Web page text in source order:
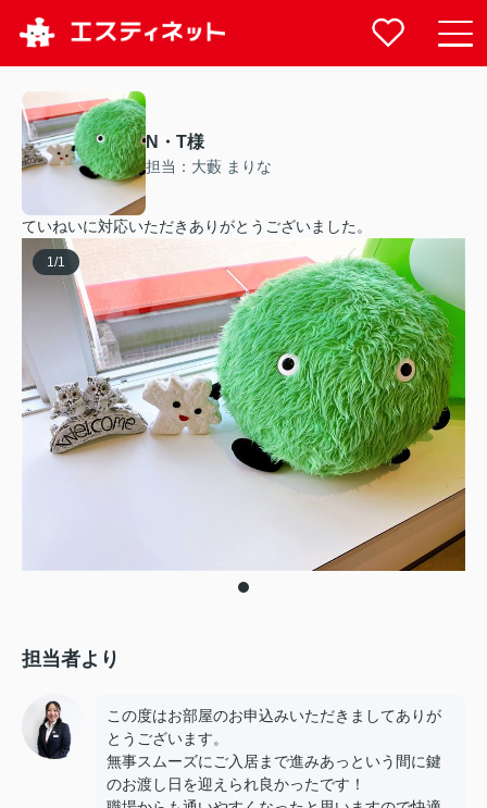
N・T様
担当：大藪 まりな
ていねいに対応いただきありがとうございました。
1 /1
担当者より
この度はお部屋のお申込みいただきましてありが
とうございます。
無事スムーズにご入居まで進みあっという間に鍵
のお渡し日を迎えられ良かったです！